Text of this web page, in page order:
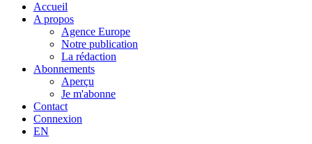
Accueil
A propos
Agence Europe
Notre publication
La rédaction
Abonnements
Aperçu
Je m'abonne
Contact
Connexion
EN